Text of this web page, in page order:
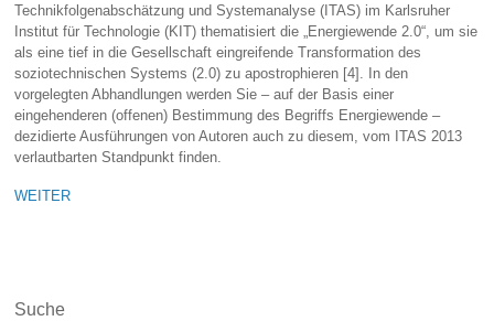
Technikfolgenabschätzung und Systemanalyse (ITAS) im Karlsruher
Institut für Technologie (KIT) thematisiert die „Energiewende 2.0“, um sie
als eine tief in die Gesellschaft eingreifende Transformation des
soziotechnischen Systems (2.0) zu apostrophieren [4]. In den
vorgelegten Abhandlungen werden Sie – auf der Basis einer
eingehenderen (offenen) Bestimmung des Begriffs Energiewende –
dezidierte Ausführungen von Autoren auch zu diesem, vom ITAS 2013
verlautbarten Standpunkt finden.
WEITER
Suche